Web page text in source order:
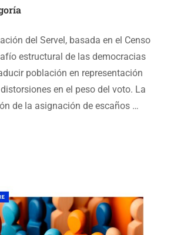
del Servel, basada en el Censo
estructural de las democracias
población en representación
en el peso del voto. La
de la asignación de escaños …